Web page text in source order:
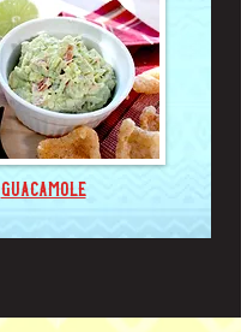
guacamole